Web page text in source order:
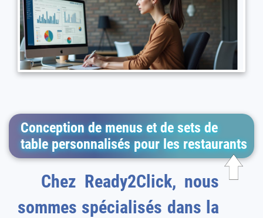
Conception de menus et de sets de
table personnalisés pour les restaurants
Chez Ready2Click, nous
sommes spécialisés dans la